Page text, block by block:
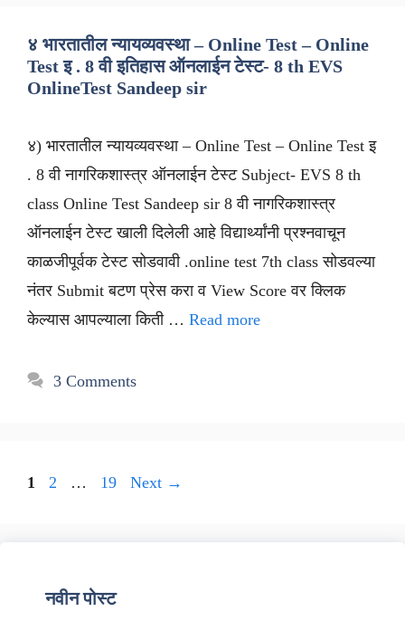
४ भारतातील न्यायव्यवस्था – Online Test – Online
Test इ . 8 वी इतिहास ऑनलाईन टेस्ट- 8 th EVS
OnlineTest Sandeep sir
४) भारतातील न्यायव्यवस्था – Online Test – Online Test इ
. 8 वी नागरिकशास्त्र ऑनलाईन टेस्ट Subject- EVS 8 th
class Online Test Sandeep sir 8 वी नागरिकशास्त्र
ऑनलाईन टेस्ट खाली दिलेली आहे विद्यार्थ्यांनी प्रश्नवाचून
काळजीपूर्वक टेस्ट सोडवावी .online test 7th class सोडवल्या
नंतर Submit बटण प्रेस करा व View Score वर क्लिक
केल्यास आपल्याला किती … Read more
3 Comments
Page
1 Page
2 … Page
19 Next →
नवीन पोस्ट